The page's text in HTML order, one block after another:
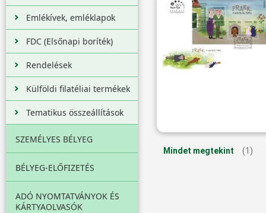
Emlékívek, emléklapok
FDC (Elsőnapi boríték)
Rendelések
Külföldi filatéliai termékek
Tematikus összeállítások
SZEMÉLYES BÉLYEG
BÉLYEG-ELŐFIZETÉS
ADÓ NYOMTATVÁNYOK ÉS
KÁRTYAOLVASÓK
Mindet megtekint (1)